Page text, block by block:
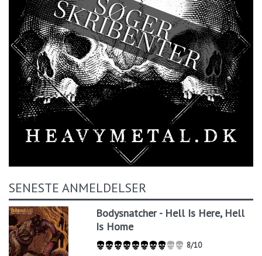
SENESTE ANMELDELSER
Bodysnatcher - Hell Is Here, Hell
Is Home
8/10